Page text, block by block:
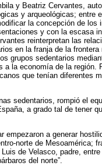
y Beatriz Cervantes,
y arqueológicas; entre
la concepción de los
y con la escasa
reinterpretan las
en la franja de la frontera
grupos sedentarios
la economía de la región.
que tenían diferentes
sedentarios, rompió el
a grado tal de tener
empezaron a generar
norte de Mesoamérica;
de Velasco, padre, entre
del norte”.